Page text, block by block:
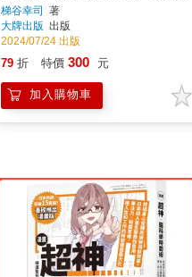
行動，隨心所欲實踐夢想的14種
成功腦型態【實踐目標最有效的
實用心理學】(暢銷紀念版)
梯谷幸司
著
大牌出版 出版
2024/07/24 出版
79 折 特價 300 元
加入購物車